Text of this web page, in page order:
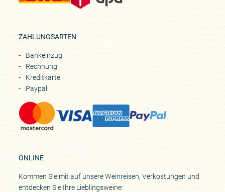
ZAHLUNGSARTEN
Bankeinzug
Rechnung
Kreditkarte
Paypal
ONLINE
Kommen Sie mit auf unsere Weinreisen, Verkostungen und
entdecken Sie Ihre Lieblingsweine: